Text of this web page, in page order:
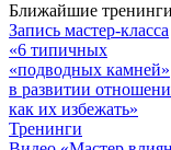
Ближайшие тренинги
Запись мастер-класса
«6 типичных
«подводных камней»
в развитии
как их избежать»
Тренинги